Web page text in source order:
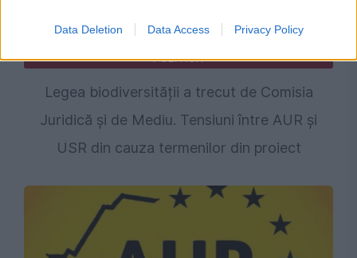
Data Deletion Data Access Privacy Policy
POLITICA
Legea biodiversității a trecut de Comisia
Juridică și de Mediu. Tensiuni între AUR și
USR din cauza termenilor din proiect